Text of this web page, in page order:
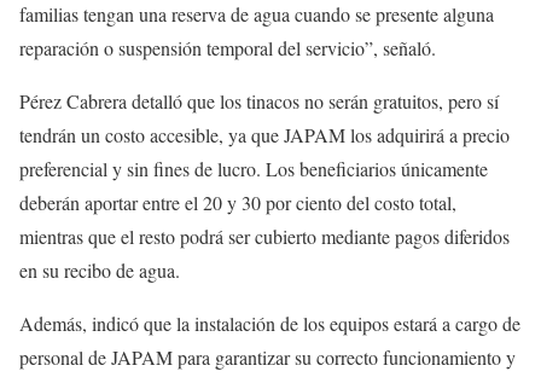
familias tengan una reserva de agua cuando se presente alguna
reparación o suspensión temporal del servicio”, señaló.
Pérez Cabrera detalló que los tinacos no serán gratuitos, pero sí
tendrán un costo accesible, ya que JAPAM los adquirirá a precio
preferencial y sin fines de lucro. Los beneficiarios únicamente
deberán aportar entre el 20 y 30 por ciento del costo total,
mientras que el resto podrá ser cubierto mediante pagos diferidos
en su recibo de agua.
Además, indicó que la instalación de los equipos estará a cargo de
personal de JAPAM para garantizar su correcto funcionamiento y